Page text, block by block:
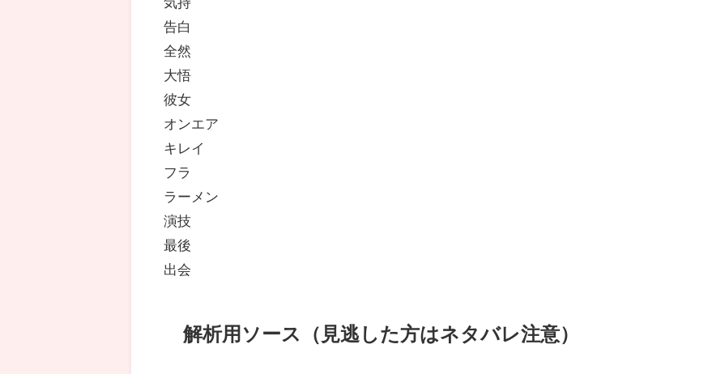
告白
全然
大悟
彼女
オンエア
キレイ
フラ
ラーメン
演技
最後
出会
解析用ソース（見逃した方はネタバレ注意）